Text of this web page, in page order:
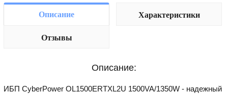
Описание Характеристики
Отзывы
Описание:
ИБП CyberPower OL1500ERTXL2U 1500VA/1350W - надежный